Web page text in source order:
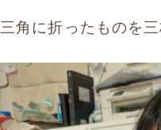
三角に折ったものを三